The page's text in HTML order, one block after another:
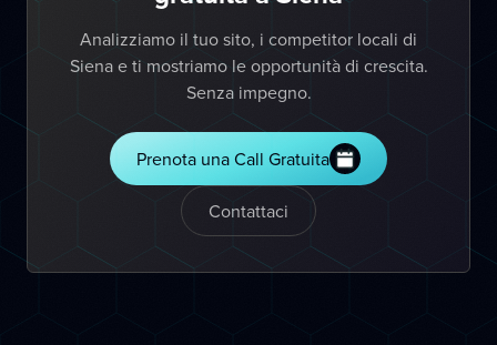
Analizziamo il tuo sito, i competitor locali di
Siena e ti mostriamo le opportunità di crescita.
Senza impegno.
Prenota una Call Gratuita
Contattaci